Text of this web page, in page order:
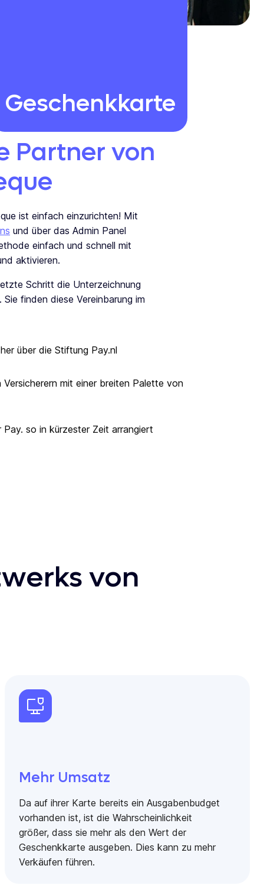
Geschenkkarte
Partner von
ist einfach einzurichten! Mit
und über das Admin Panel
einfach und schnell mit
aktivieren.
Schritt die Unterzeichnung
finden diese Vereinbarung im
über die Stiftung Pay.nl
mit einer breiten Palette von
so in kürzester Zeit arrangiert
von
Mehr Umsatz
Da auf ihrer Karte bereits ein Ausgabenbudget
vorhanden ist, ist die Wahrscheinlichkeit
größer, dass sie mehr als den Wert der
Geschenkkarte ausgeben. Dies kann zu mehr
Verkäufen führen.